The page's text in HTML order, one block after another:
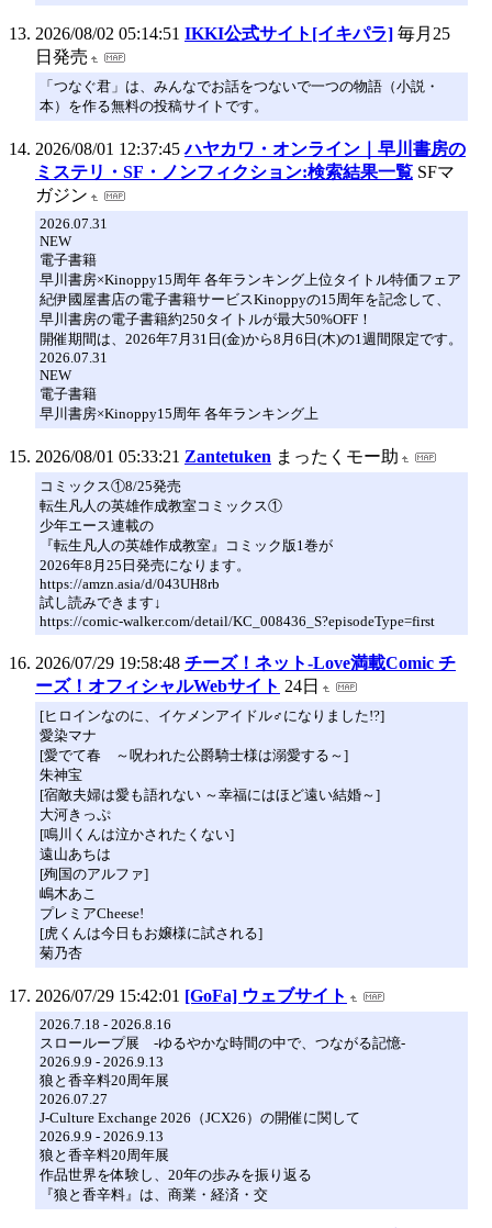
2026/08/02 05:14:51 IKKI公式サイト[イキパラ] 毎月25
日発売
「つなぐ君」は、みんなでお話をつないで一つの物語（小説・
本）を作る無料の投稿サイトです。
2026/08/01 12:37:45 ハヤカワ・オンライン｜早川書房の
ミステリ・SF・ノンフィクション:検索結果一覧 SFマ
ガジン
2026.07.31
NEW
電子書籍
早川書房×Kinoppy15周年 各年ランキング上位タイトル特価フェア
紀伊國屋書店の電子書籍サービスKinoppyの15周年を記念して、
早川書房の電子書籍約250タイトルが最大50%OFF！
開催期間は、2026年7月31日(金)から8月6日(木)の1週間限定です。
2026.07.31
NEW
電子書籍
早川書房×Kinoppy15周年 各年ランキング上
2026/08/01 05:33:21 Zantetuken まったくモー助
コミックス①8/25発売
転生凡人の英雄作成教室コミックス①
少年エース連載の
『転生凡人の英雄作成教室』コミック版1巻が
2026年8月25日発売になります。
https://amzn.asia/d/043UH8rb
試し読みできます↓
https://comic-walker.com/detail/KC_008436_S?episodeType=first
2026/07/29 19:58:48 チーズ！ネット-Love満載Comic チ
ーズ！オフィシャルWebサイト 24日
[ヒロインなのに、イケメンアイドル♂になりました!?]
愛染マナ
[愛でて春 ～呪われた公爵騎士様は溺愛する～]
朱神宝
[宿敵夫婦は愛も語れない ～幸福にはほど遠い結婚～]
大河きっぷ
[鳴川くんは泣かされたくない]
遠山あちは
[殉国のアルファ]
嶋木あこ
プレミアCheese!
[虎くんは今日もお嬢様に試される]
菊乃杏
2026/07/29 15:42:01 [GoFa] ウェブサイト
2026.7.18 - 2026.8.16
スローループ展 ‐ゆるやかな時間の中で、つながる記憶‐
2026.9.9 - 2026.9.13
狼と香辛料20周年展
2026.07.27
J-Culture Exchange 2026（JCX26）の開催に関して
2026.9.9 - 2026.9.13
狼と香辛料20周年展
作品世界を体験し、20年の歩みを振り返る
『狼と香辛料』は、商業・経済・交